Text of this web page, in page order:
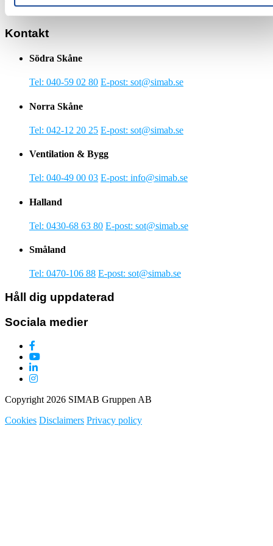
SIMAB är ISO-certifierade i kvalitet, miljö och arbetsmiljö.
Kontakt
Södra Skåne
Tel: 040-59 02 80 E-post: sot@simab.se
Norra Skåne
Tel: 042-12 20 25 E-post: sot@simab.se
Ventilation & Bygg
Tel: 040-49 00 03 E-post: info@simab.se
Halland
Tel: 0430-68 63 80 E-post: sot@simab.se
Småland
Tel: 0470-106 88 E-post: sot@simab.se
Håll dig uppdaterad
Sociala medier
Copyright 2026 SIMAB Gruppen AB
Cookies Disclaimers Privacy policy